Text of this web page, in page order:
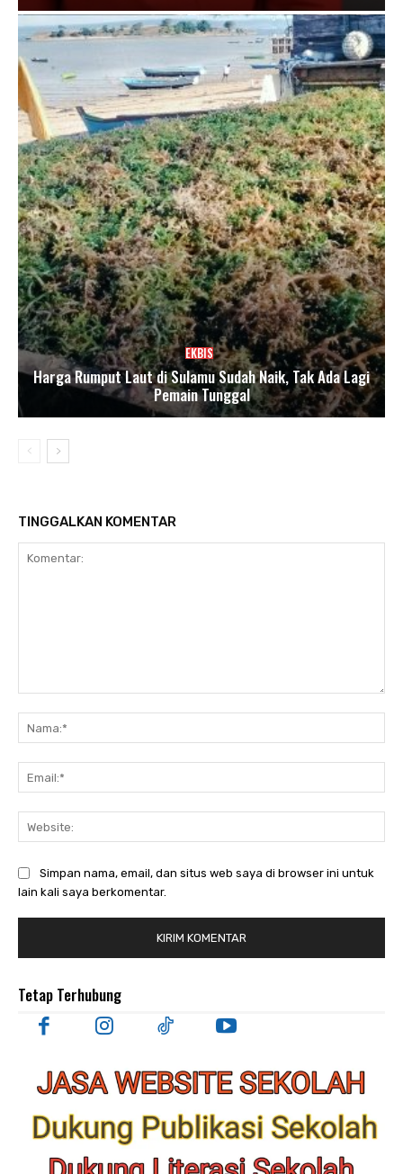
EKBIS
Harga Rumput Laut di Sulamu Sudah Naik, Tak Ada Lagi
Pemain Tunggal
TINGGALKAN KOMENTAR
Simpan nama, email, dan situs web saya di browser ini untuk
lain kali saya berkomentar.
Tetap Terhubung